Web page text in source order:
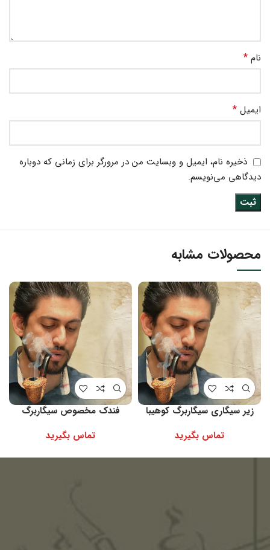
نام *
ایمیل *
ذخیره نام، ایمیل و وبسایت من در مرورگر برای زمانی که دوباره
دیدگاهی می‌نویسم.
محصولات مشابه
زیر سیگاری سیگاربرگ کوهیبا
تماس بگیرید
فندک مخصوص سیگاربرگ
تماس بگیرید